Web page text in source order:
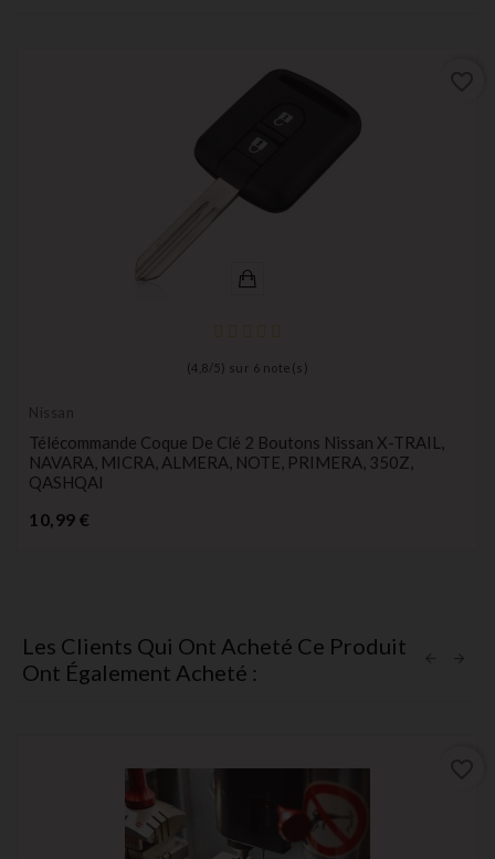
(4,8 / 5) sur 6 note(s)
Nissan
Télécommande Coque De Clé 2 Boutons Nissan X-TRAIL,
NAVARA, MICRA, ALMERA, NOTE, PRIMERA, 350Z,
QASHQAI
10,99 €
Les Clients Qui Ont Acheté Ce Produit
Ont Également Acheté :